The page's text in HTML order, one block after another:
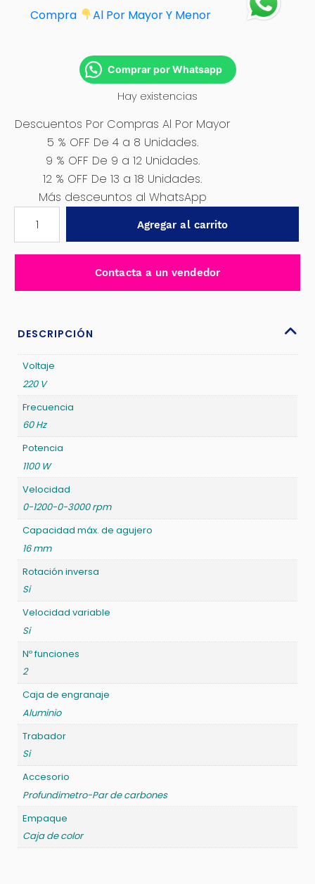
Compra
Al Por Mayor Y Menor
Comprar por Whatsapp
Hay existencias
Descuentos Por Compras Al Por Mayor
5 % OFF De 4 a 8 Unidades.
9 % OFF De 9 a 12 Unidades.
12 % OFF De 13 a 18 Unidades.
Más desceuntos al WhatsApp
PERCUTOR
1100W
VARIABLE
GEAR
INDUSTRIAL
TOTAL
TG211166
cantidad
Agregar al carrito
Contacta a un vendedor
DESCRIPCIÓN
Voltaje
220 V
Frecuencia
60 Hz
Potencia
1100 W
Velocidad
0-1200-0-3000 rpm
Capacidad máx. de agujero
16 mm
Rotación inversa
Si
Velocidad variable
Si
Nº funciones
2
Caja de engranaje
Aluminio
Trabador
Si
Accesorio
Profundimetro-Par de carbones
Empaque
Caja de color